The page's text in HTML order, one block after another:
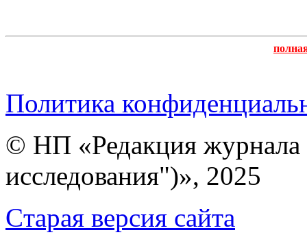
Политика
© НП «Редакция
исследования")», 2025
Cтарая версия сайта